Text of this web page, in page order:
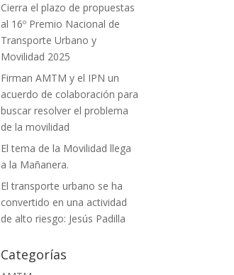
Cierra el plazo de propuestas
al 16º Premio Nacional de
Transporte Urbano y
Movilidad 2025
Firman AMTM y el IPN un
acuerdo de colaboración para
buscar resolver el problema
de la movilidad
El tema de la Movilidad llega
a la Mañanera.
El transporte urbano se ha
convertido en una actividad
de alto riesgo: Jesús Padilla
Categorías